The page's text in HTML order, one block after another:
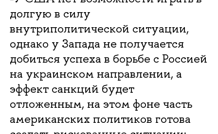
долгую в силу
внутриполитической ситуации,
однако у Запада не получается
добиться успеха в борьбе с Россией
на украинском направлении, а
эффект санкций будет
отложенным, на этом фоне часть
американских политиков готова